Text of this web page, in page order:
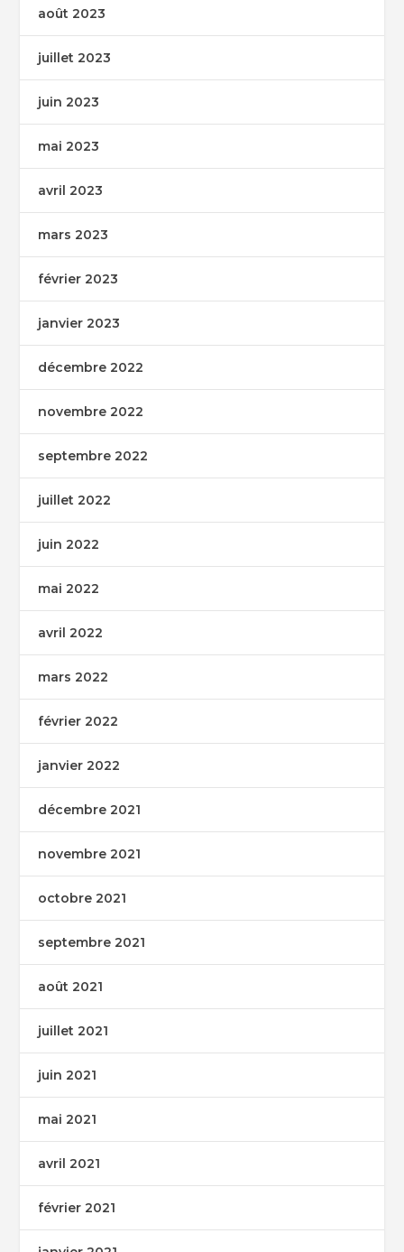
août 2023
juillet 2023
juin 2023
mai 2023
avril 2023
mars 2023
février 2023
janvier 2023
décembre 2022
novembre 2022
septembre 2022
juillet 2022
juin 2022
mai 2022
avril 2022
mars 2022
février 2022
janvier 2022
décembre 2021
novembre 2021
octobre 2021
septembre 2021
août 2021
juillet 2021
juin 2021
mai 2021
avril 2021
février 2021